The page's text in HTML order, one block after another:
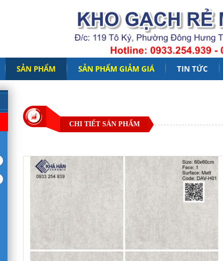
SẢN PHẨM SẢN PHẨM GIẢM GIÁ TIN TỨC
CHI TIẾT SẢN PHẨM